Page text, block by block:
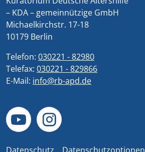
– KDA – gemeinnützige GmbH
Michaelkirchstr. 17-18
10179 Berlin
Telefon: 030221 - 82980
Telefax: 030221 - 829866
E-Mail: info@rb-apd.de